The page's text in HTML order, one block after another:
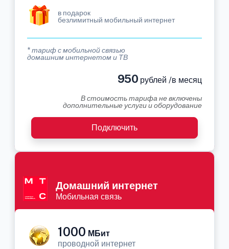
в подарок
безлимитный мобильный интернет
* тариф с мобильной связью
домашним интернетом и ТВ
950 рублей /в месяц
В стоимость тарифа не включены
дополнительные услуги и оборудование
Подключить
Домашний интернет
Мобильная связь
1000 МБит
проводной интернет